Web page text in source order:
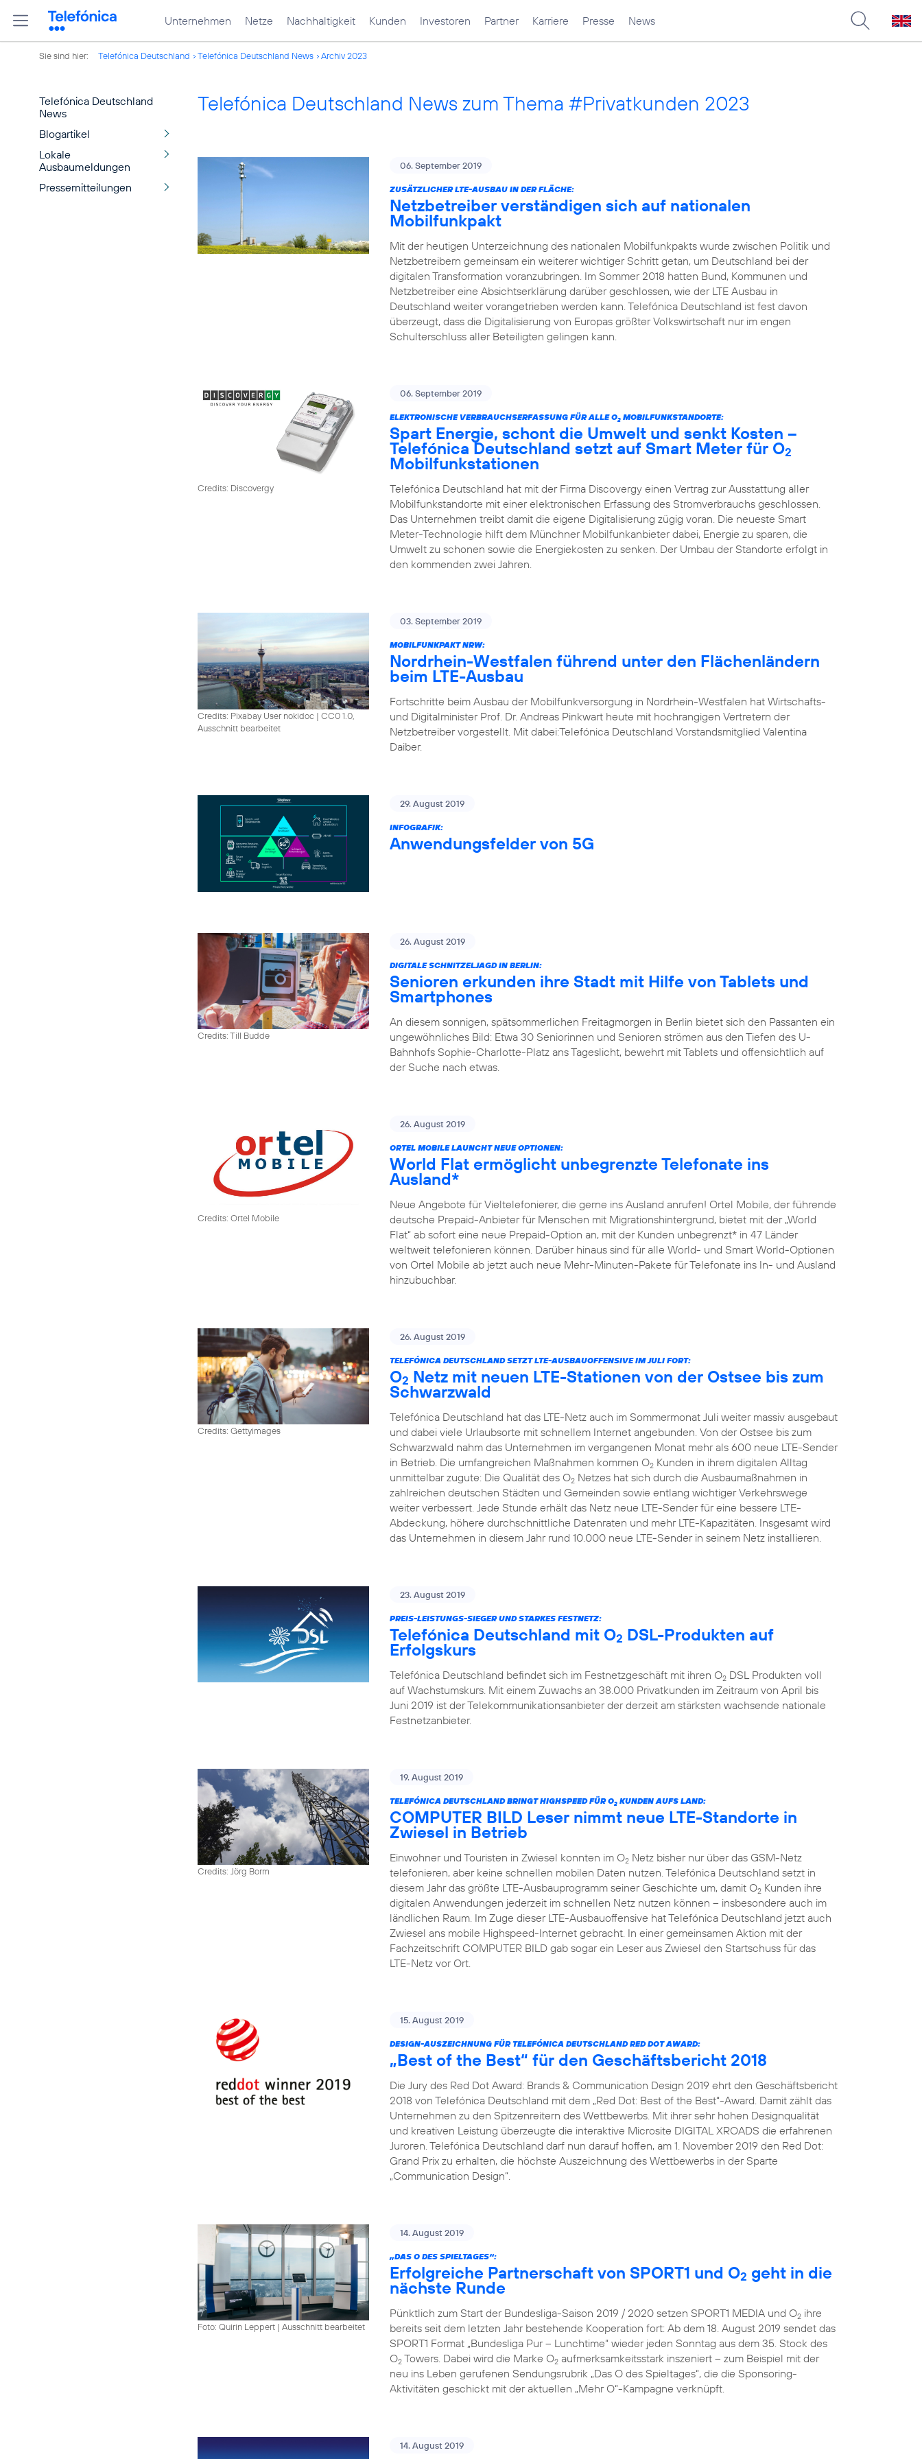
Unternehmen Netze Nachhaltigkeit Kunden Investoren Partner Karriere Presse News
Sie sind hier: Telefónica Deutschland Telefónica Deutschland News Archiv 2023
Telefónica Deutschland
News
Blogartikel
Lokale
Ausbaumeldungen
Pressemitteilungen
Telefónica Deutschland News zum Thema #Privatkunden 2023
06. September 2019
ZUSÄTZLICHER LTE-AUSBAU IN DER FLÄCHE:
Netzbetreiber verständigen sich auf nationalen
Mobilfunkpakt
Mit der heutigen Unterzeichnung des nationalen Mobilfunkpakts wurde zwischen Politik und
Netzbetreibern gemeinsam ein weiterer wichtiger Schritt getan, um Deutschland bei der
digitalen Transformation voranzubringen. Im Sommer 2018 hatten Bund, Kommunen und
Netzbetreiber eine Absichtserklärung darüber geschlossen, wie der LTE Ausbau in
Deutschland weiter vorangetrieben werden kann. Telefónica Deutschland ist fest davon
überzeugt, dass die Digitalisierung von Europas größter Volkswirtschaft nur im engen
Schulterschluss aller Beteiligten gelingen kann.
Credits: Discovergy
06. September 2019
ELEKTRONISCHE VERBRAUCHSERFASSUNG FÜR ALLE O2 MOBILFUNKSTANDORTE:
Spart Energie, schont die Umwelt und senkt Kosten –
Telefónica Deutschland setzt auf Smart Meter für O2
Mobilfunkstationen
Telefónica Deutschland hat mit der Firma Discovergy einen Vertrag zur Ausstattung aller
Mobilfunkstandorte mit einer elektronischen Erfassung des Stromverbrauchs geschlossen.
Das Unternehmen treibt damit die eigene Digitalisierung zügig voran. Die neueste Smart
Meter-Technologie hilft dem Münchner Mobilfunkanbieter dabei, Energie zu sparen, die
Umwelt zu schonen sowie die Energiekosten zu senken. Der Umbau der Standorte erfolgt in
den kommenden zwei Jahren.
Credits: Pixabay User nokidoc | CC0 1.0,
Ausschnitt bearbeitet
03. September 2019
MOBILFUNKPAKT NRW:
Nordrhein-Westfalen führend unter den Flächenländern
beim LTE-Ausbau
Fortschritte beim Ausbau der Mobilfunkversorgung in Nordrhein-Westfalen hat Wirtschafts-
und Digitalminister Prof. Dr. Andreas Pinkwart heute mit hochrangigen Vertretern der
Netzbetreiber vorgestellt. Mit dabei:Telefónica Deutschland Vorstandsmitglied Valentina
Daiber.
29. August 2019
INFOGRAFIK:
Anwendungsfelder von 5G
Credits: Till Budde
26. August 2019
DIGITALE SCHNITZELJAGD IN BERLIN:
Senioren erkunden ihre Stadt mit Hilfe von Tablets und
Smartphones
An diesem sonnigen, spätsommerlichen Freitagmorgen in Berlin bietet sich den Passanten ein
ungewöhnliches Bild: Etwa 30 Seniorinnen und Senioren strömen aus den Tiefen des U-
Bahnhofs Sophie-Charlotte-Platz ans Tageslicht, bewehrt mit Tablets und offensichtlich auf
der Suche nach etwas.
Credits: Ortel Mobile
26. August 2019
ORTEL MOBILE LAUNCHT NEUE OPTIONEN:
World Flat ermöglicht unbegrenzte Telefonate ins
Ausland*
Neue Angebote für Vieltelefonierer, die gerne ins Ausland anrufen! Ortel Mobile, der führende
deutsche Prepaid-Anbieter für Menschen mit Migrationshintergrund, bietet mit der „World
Flat“ ab sofort eine neue Prepaid-Option an, mit der Kunden unbegrenzt* in 47 Länder
weltweit telefonieren können. Darüber hinaus sind für alle World- und Smart World-Optionen
von Ortel Mobile ab jetzt auch neue Mehr-Minuten-Pakete für Telefonate ins In- und Ausland
hinzubuchbar.
Credits: Gettyimages
26. August 2019
TELEFÓNICA DEUTSCHLAND SETZT LTE-AUSBAUOFFENSIVE IM JULI FORT:
O2 Netz mit neuen LTE-Stationen von der Ostsee bis zum
Schwarzwald
Telefónica Deutschland hat das LTE-Netz auch im Sommermonat Juli weiter massiv ausgebaut
und dabei viele Urlaubsorte mit schnellem Internet angebunden. Von der Ostsee bis zum
Schwarzwald nahm das Unternehmen im vergangenen Monat mehr als 600 neue LTE-Sender
in Betrieb. Die umfangreichen Maßnahmen kommen O2 Kunden in ihrem digitalen Alltag
unmittelbar zugute: Die Qualität des O2 Netzes hat sich durch die Ausbaumaßnahmen in
zahlreichen deutschen Städten und Gemeinden sowie entlang wichtiger Verkehrswege
weiter verbessert. Jede Stunde erhält das Netz neue LTE-Sender für eine bessere LTE-
Abdeckung, höhere durchschnittliche Datenraten und mehr LTE-Kapazitäten. Insgesamt wird
das Unternehmen in diesem Jahr rund 10.000 neue LTE-Sender in seinem Netz installieren.
23. August 2019
PREIS-LEISTUNGS-SIEGER UND STARKES FESTNETZ:
Telefónica Deutschland mit O2 DSL-Produkten auf
Erfolgskurs
Telefónica Deutschland befindet sich im Festnetzgeschäft mit ihren O2 DSL Produkten voll
auf Wachstumskurs. Mit einem Zuwachs an 38.000 Privatkunden im Zeitraum von April bis
Juni 2019 ist der Telekommunikationsanbieter der derzeit am stärksten wachsende nationale
Festnetzanbieter.
Credits: Jörg Borm
19. August 2019
TELEFÓNICA DEUTSCHLAND BRINGT HIGHSPEED FÜR O2 KUNDEN AUFS LAND:
COMPUTER BILD Leser nimmt neue LTE-Standorte in
Zwiesel in Betrieb
Einwohner und Touristen in Zwiesel konnten im O2 Netz bisher nur über das GSM-Netz
telefonieren, aber keine schnellen mobilen Daten nutzen. Telefónica Deutschland setzt in
diesem Jahr das größte LTE-Ausbauprogramm seiner Geschichte um, damit O2 Kunden ihre
digitalen Anwendungen jederzeit im schnellen Netz nutzen können – insbesondere auch im
ländlichen Raum. Im Zuge dieser LTE-Ausbauoffensive hat Telefónica Deutschland jetzt auch
Zwiesel ans mobile Highspeed-Internet gebracht. In einer gemeinsamen Aktion mit der
Fachzeitschrift COMPUTER BILD gab sogar ein Leser aus Zwiesel den Startschuss für das
LTE-Netz vor Ort.
15. August 2019
DESIGN-AUSZEICHNUNG FÜR TELEFÓNICA DEUTSCHLAND RED DOT AWARD:
„Best of the Best“ für den Geschäftsbericht 2018
Die Jury des Red Dot Award: Brands & Communication Design 2019 ehrt den Geschäftsbericht
2018 von Telefónica Deutschland mit dem „Red Dot: Best of the Best“-Award. Damit zählt das
Unternehmen zu den Spitzenreitern des Wettbewerbs. Mit ihrer sehr hohen Designqualität
und kreativen Leistung überzeugte die interaktive Microsite DIGITAL XROADS die erfahrenen
Juroren. Telefónica Deutschland darf nun darauf hoffen, am 1. November 2019 den Red Dot:
Grand Prix zu erhalten, die höchste Auszeichnung des Wettbewerbs in der Sparte
„Communication Design“.
Foto: Quirin Leppert | Ausschnitt bearbeitet
14. August 2019
„DAS O DES SPIELTAGES“:
Erfolgreiche Partnerschaft von SPORT1 und O2 geht in die
nächste Runde
Pünktlich zum Start der Bundesliga-Saison 2019 / 2020 setzen SPORT1 MEDIA und O2 ihre
bereits seit dem letzten Jahr bestehende Kooperation fort: Ab dem 18. August 2019 sendet das
SPORT1 Format „Bundesliga Pur – Lunchtime“ wieder jeden Sonntag aus dem 35. Stock des
O2 Towers. Dabei wird die Marke O2 aufmerksamkeitsstark inszeniert – zum Beispiel mit der
neu ins Leben gerufenen Sendungsrubrik „Das O des Spieltages“, die die Sponsoring-
Aktivitäten geschickt mit der aktuellen „Mehr O“-Kampagne verknüpft.
14. August 2019